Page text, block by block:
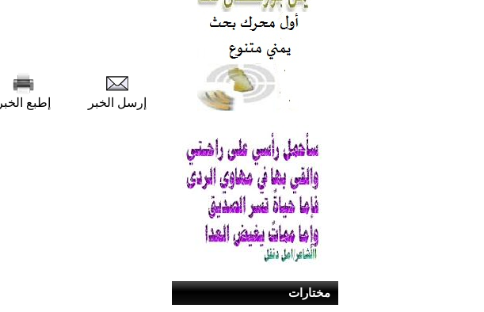
مختارات
إرسل الخبر إطبع الخبر